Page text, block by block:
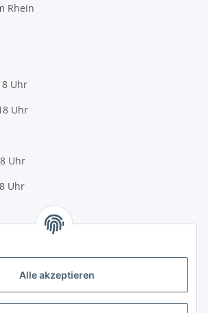
Alle akzeptieren
Rhein
Uhr
Uhr
Uhr
Uhr
Überweisung)